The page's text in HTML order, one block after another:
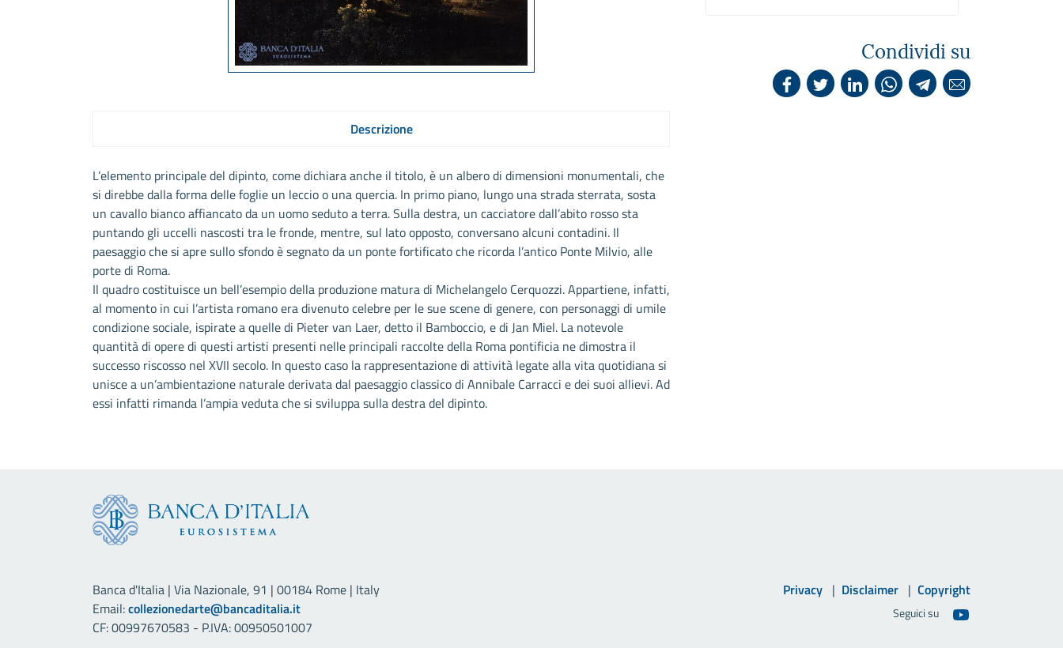
Descrizione
L’elemento principale del dipinto, come dichiara anche il titolo, è un albero di dimensioni monumentali, che
si direbbe dalla forma delle foglie un leccio o una quercia. In primo piano, lungo una strada sterrata, sosta
un cavallo bianco affiancato da un uomo seduto a terra. Sulla destra, un cacciatore dall’abito rosso sta
puntando gli uccelli nascosti tra le fronde, mentre, sul lato opposto, conversano alcuni contadini. Il
paesaggio che si apre sullo sfondo è segnato da un ponte fortificato che ricorda l’antico Ponte Milvio, alle
porte di Roma.
Il quadro costituisce un bell’esempio della produzione matura di Michelangelo Cerquozzi. Appartiene, infatti,
al momento in cui l’artista romano era divenuto celebre per le sue scene di genere, con personaggi di umile
condizione sociale, ispirate a quelle di Pieter van Laer, detto il Bamboccio, e di Jan Miel. La notevole
quantità di opere di questi artisti presenti nelle principali raccolte della Roma pontificia ne dimostra il
successo riscosso nel XVII secolo. In questo caso la rappresentazione di attività legate alla vita quotidiana si
unisce a un’ambientazione naturale derivata dal paesaggio classico di Annibale Carracci e dei suoi allievi. Ad
essi infatti rimanda l’ampia veduta che si sviluppa sulla destra del dipinto.
Condividi su
Banca d'Italia | Via Nazionale, 91 | 00184 Rome | Italy
Email:collezionedarte@bancaditalia.it
CF: 00997670583 - P.IVA: 00950501007
Privacy Disclaimer Copyright
Seguici su